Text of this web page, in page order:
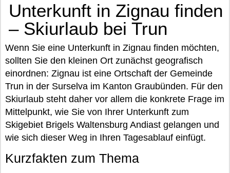
Unterkunft in Zignau finden
– Skiurlaub bei Trun
Wenn Sie eine Unterkunft in Zignau finden möchten,
sollten Sie den kleinen Ort zunächst geografisch
einordnen: Zignau ist eine Ortschaft der Gemeinde
Trun in der Surselva im Kanton Graubünden. Für den
Skiurlaub steht daher vor allem die konkrete Frage im
Mittelpunkt, wie Sie von Ihrer Unterkunft zum
Skigebiet Brigels Waltensburg Andiast gelangen und
wie sich dieser Weg in Ihren Tagesablauf einfügt.
Kurzfakten zum Thema